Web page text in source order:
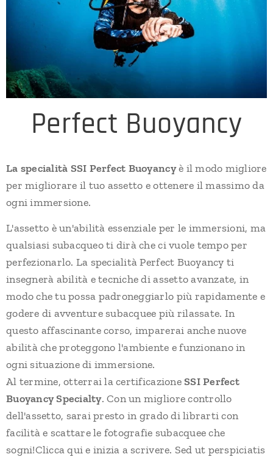
Perfect Buoyancy
La specialità SSI Perfect Buoyancyè il modo migliore
per migliorare il tuo assetto e ottenere il massimo da
ogni immersione.
L'assetto è un'abilità essenziale per le immersioni, ma
qualsiasi subacqueo ti dirà che ci vuole tempo per
perfezionarlo. La specialità Perfect Buoyancy ti
insegnerà abilità e tecniche di assetto avanzate, in
modo che tu possa padroneggiarlo più rapidamente e
godere di avventure subacquee più rilassate. In
questo affascinante corso, imparerai anche nuove
abilità che proteggono l'ambiente e funzionano in
ogni situazione di immersione.
Al termine, otterrai la certificazioneSSI Perfect
Buoyancy Specialty. Con un migliore controllo
dell'assetto, sarai presto in grado di librarti con
facilità e scattare le fotografie subacquee che
sogni!Clicca qui e inizia a scrivere. Sed ut perspiciatis